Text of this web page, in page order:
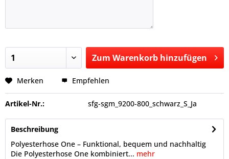
Zum Warenkorb hinzufügen
Merken Empfehlen
Artikel-Nr.: sfg-sgm_9200-800_schwarz_S_Ja
Beschreibung
Polyesterhose One – Funktional, bequem und nachhaltig
Die Polyesterhose One kombiniert... mehr